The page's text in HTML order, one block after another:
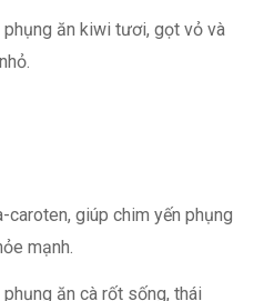
phụng ăn kiwi tươi, gọt vỏ và
caroten, giúp chim yến phụng
mạnh.
ăn cà rốt sống, thái